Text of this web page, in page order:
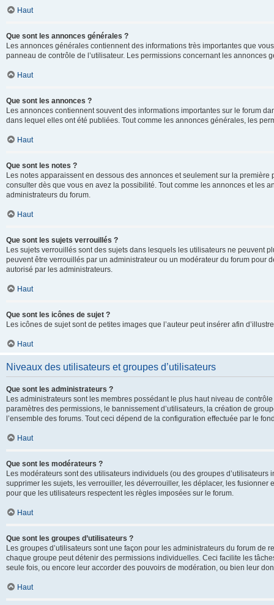
Haut
Que sont les annonces générales ?
Les annonces générales contiennent des informations très importantes que
panneau de contrôle de l’utilisateur. Les permissions concernant les annonces
Haut
Que sont les annonces ?
Les annonces contiennent souvent des informations importantes sur le forum
dans lequel elles ont été publiées. Tout comme les annonces générales, les
Haut
Que sont les notes ?
Les notes apparaissent en dessous des annonces et seulement sur la
consulter dès que vous en avez la possibilité. Tout comme les annonces et les
administrateurs du forum.
Haut
Que sont les sujets verrouillés ?
Les sujets verrouillés sont des sujets dans lesquels les utilisateurs ne peuvent
peuvent être verrouillés par un administrateur ou un modérateur du forum pour
autorisé par les administrateurs.
Haut
Que sont les icônes de sujet ?
Les icônes de sujet sont de petites images que l’auteur peut insérer afin
Haut
Niveaux des utilisateurs et groupes d’utilisateurs
Que sont les administrateurs ?
Les administrateurs sont les membres possédant le plus haut niveau de
paramètres des permissions, le bannissement d’utilisateurs, la création de
l’ensemble des forums. Tout ceci dépend de la configuration effectuée par le
Haut
Que sont les modérateurs ?
Les modérateurs sont des utilisateurs individuels (ou des groupes
supprimer les sujets, les verrouiller, les déverrouiller, les déplacer, les
pour que les utilisateurs respectent les règles imposées sur le forum.
Haut
Que sont les groupes d’utilisateurs ?
Les groupes d’utilisateurs sont une façon pour les administrateurs du forum
chaque groupe peut détenir des permissions individuelles. Ceci facilite les
seule fois, ou encore leur accorder des pouvoirs de modération, ou bien leur
Haut